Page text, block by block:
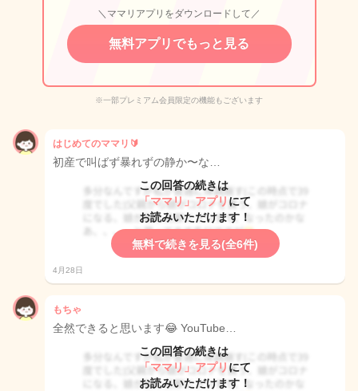
＼ママリアプリをダウンロードして／
無料アプリでもっと見る
※一部プレミアム会員限定の機能もございます
はじめてのママリ🔰
初産で叫ばず暴れずの静か〜な…
この回答の続きは
「ママリ」アプリ にて
お読みいただけます！
無料で続きを見る(全6件)
4月28日
もちゃ
全然できると思います😂 YouTube…
この回答の続きは
「ママリ」アプリ にて
お読みいただけます！